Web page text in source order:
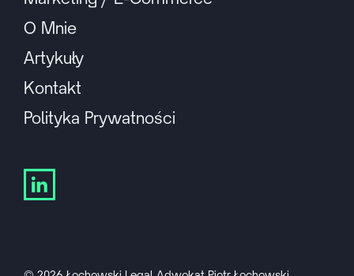
O Mnie
Artykuły
Kontakt
Polityka Prywatności